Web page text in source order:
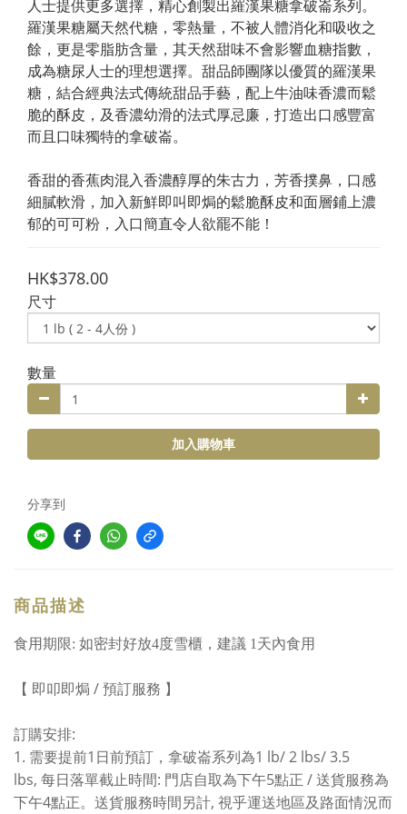
人士提供更多選擇，精心創製出羅漢果糖拿破崙系列。
羅漢果糖屬天然代糖，零熱量，不被人體消化和吸收之
餘，更是零脂肪含量，其天然甜味不會影響血糖指數，
成為糖尿人士的理想選擇。甜品師團隊以優質的羅漢果
糖，結合經典法式傳統甜品手藝，配上牛油味香濃而鬆
脆的酥皮，及香濃幼滑的法式厚忌廉，打造出口感豐富
而且口味獨特的拿破崙。
香甜的香蕉肉混入香濃醇厚的朱古力，芳香撲鼻，口感
細膩軟滑，加入新鮮即叫即焗的鬆脆酥皮和面層鋪上濃
郁的可可粉，入口簡直令人欲罷不能！
HK$378.00
尺寸
數量
加入購物車
分享到
商品描述
食用期限: 如密封好放4度雪櫃，建議 1天內食用
【 即叩即焗 / 預訂服務 】
訂購安排:
1. 需要提前1日前預訂， 拿破崙系列為1 lb/2 lbs/ 3.5
lbs, 每日落單截止時間: 門店自取為下午5點正 / 送貨服務為
下午4點正。送貨服務時間另計, 視乎運送地區及路面情況而